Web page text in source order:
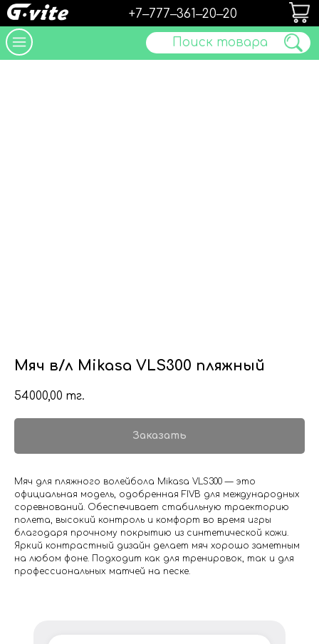
Поиск товара
+7‒777‒361‒20‒20
Мяч в/л Mikasa VLS300 пляжный
54000,00 тг.
Заказать
Мяч для пляжного волейбола Mikasa VLS300 — это
официальная модель, одобренная FIVB для международных
соревнований. Обеспечивает стабильную траекторию
полета, высокий контроль и комфорт во время игры
благодаря прочному покрытию из синтетической кожи.
Яркий контрастный дизайн делает мяч хорошо заметным
на любом фоне. Подходит как для тренировок, так и для
профессиональных матчей на песке.